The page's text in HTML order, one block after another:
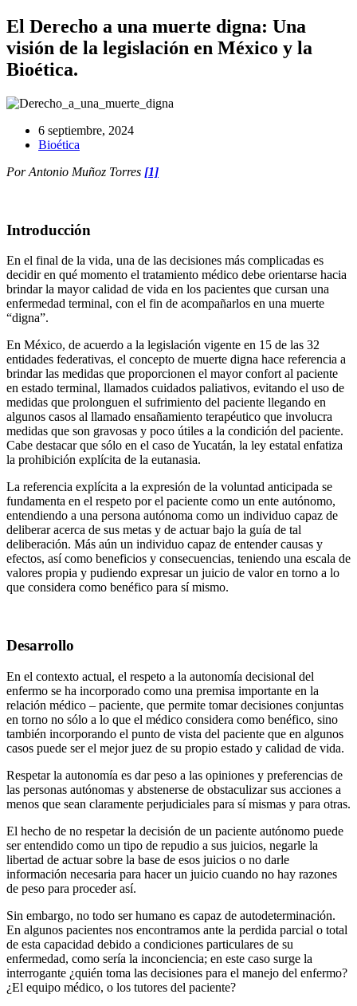
El Derecho a una muerte digna: Una
visión de la legislación en México y la
Bioética.
6 septiembre, 2024
Bioética
Por Antonio Muñoz Torres [1]
Introducción
En el final de la vida, una de las decisiones más complicadas es
decidir en qué momento el tratamiento médico debe orientarse hacia
brindar la mayor calidad de vida en los pacientes que cursan una
enfermedad terminal, con el fin de acompañarlos en una muerte
“digna”.
En México, de acuerdo a la legislación vigente en 15 de las 32
entidades federativas, el concepto de muerte digna hace referencia a
brindar las medidas que proporcionen el mayor confort al paciente
en estado terminal, llamados cuidados paliativos, evitando el uso de
medidas que prolonguen el sufrimiento del paciente llegando en
algunos casos al llamado ensañamiento terapéutico que involucra
medidas que son gravosas y poco útiles a la condición del paciente.
Cabe destacar que sólo en el caso de Yucatán, la ley estatal enfatiza
la prohibición explícita de la eutanasia.
La referencia explícita a la expresión de la voluntad anticipada se
fundamenta en el respeto por el paciente como un ente autónomo,
entendiendo a una persona autónoma como un individuo capaz de
deliberar acerca de sus metas y de actuar bajo la guía de tal
deliberación. Más aún un individuo capaz de entender causas y
efectos, así como beneficios y consecuencias, teniendo una escala de
valores propia y pudiendo expresar un juicio de valor en torno a lo
que considera como benéfico para sí mismo.
Desarrollo
En el contexto actual, el respeto a la autonomía decisional del
enfermo se ha incorporado como una premisa importante en la
relación médico – paciente, que permite tomar decisiones conjuntas
en torno no sólo a lo que el médico considera como benéfico, sino
también incorporando el punto de vista del paciente que en algunos
casos puede ser el mejor juez de su propio estado y calidad de vida.
Respetar la autonomía es dar peso a las opiniones y preferencias de
las personas autónomas y abstenerse de obstaculizar sus acciones a
menos que sean claramente perjudiciales para sí mismas y para otras.
El hecho de no respetar la decisión de un paciente autónomo puede
ser entendido como un tipo de repudio a sus juicios, negarle la
libertad de actuar sobre la base de esos juicios o no darle
información necesaria para hacer un juicio cuando no hay razones
de peso para proceder así.
Sin embargo, no todo ser humano es capaz de autodeterminación.
En algunos pacientes nos encontramos ante la perdida parcial o total
de esta capacidad debido a condiciones particulares de su
enfermedad, como sería la inconciencia; en este caso surge la
interrogante ¿quién toma las decisiones para el manejo del enfermo?
¿El equipo médico, o los tutores del paciente?